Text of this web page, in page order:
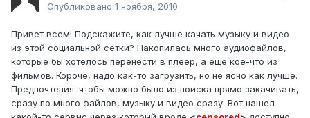
Опубликовано 1 ноября, 2010
Привет всем! Подскажите, как лучше качать музыку и видео
из этой социальной сетки? Накопилась много аудиофайлов,
которые бы хотелось перенести в плеер, а еще кое-что из
фильмов. Короче, надо как-то загрузить, но не ясно как лучше.
Предпочтения: чтобы можно было из поиска прямо закачивать,
сразу по много файлов, музыку и видео сразу. Вот нашел